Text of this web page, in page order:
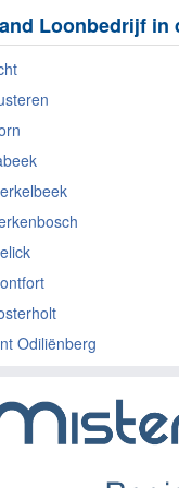
Loonbedrijf in
Odiliënberg